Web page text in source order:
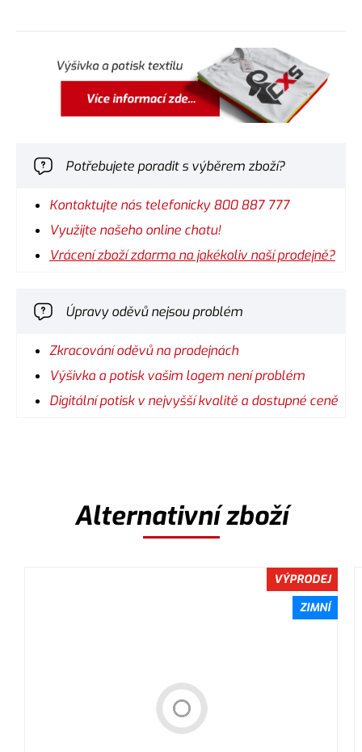
Potřebujete poradit s výběrem zboží?
Kontaktujte nás telefonicky 800 887 777
Využijte našeho online chatu!
Vrácení zboží zdarma na jakékoliv naší prodejně?
Úpravy oděvů nejsou problém
Zkracování oděvů na prodejnách
Výšivka a potisk vašim logem není problém
Digitální potisk v nejvyšší kvalitě a dostupné ceně
Alternativní zboží
VÝPRODEJ
ZIMNÍ